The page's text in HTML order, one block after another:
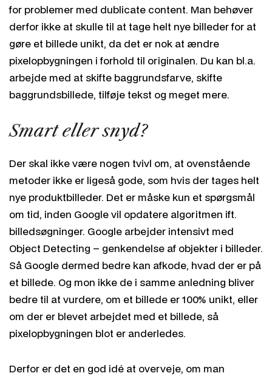
for problemer med dublicate content. Man behøver
derfor ikke at skulle til at tage helt nye billeder for at
gøre et billede unikt, da det er nok at ændre
pixelopbygningen i forhold til originalen. Du kan bl.a.
arbejde med at skifte baggrundsfarve, skifte
baggrundsbillede, tilføje tekst og meget mere.
Smart eller snyd?
Der skal ikke være nogen tvivl om, at ovenstående
metoder ikke er ligeså gode, som hvis der tages helt
nye produktbilleder. Det er måske kun et spørgsmål
om tid, inden Google vil opdatere algoritmen ift.
billedsøgninger. Google arbejder intensivt med
Object Detecting – genkendelse af objekter i billeder.
Så Google dermed bedre kan afkode, hvad der er på
et billede. Og mon ikke de i samme anledning bliver
bedre til at vurdere, om et billede er 100% unikt, eller
om der er blevet arbejdet med et billede, så
pixelopbygningen blot er anderledes.
Derfor er det en god idé at overveje, om man